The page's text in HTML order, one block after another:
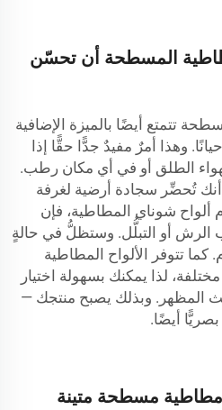
المسطحة أن تحسّن
تتمتع أيضًا بالميزة الإضافية
وهذا أمرٌ مفيدٌ جدًّا حقًّا إذا
الطلق أو في أي مكان رطب.
تُحضِّر سجادة أرضية لغرفة
ألواح شوناي المطاطية، فإن
الرش أو التبلُّل. وستظلُّ في حالةٍ
كما تتوفر الألواح المطاطية
لذا يمكنك بسهولة اختيار
المظهر. وبذلك يصبح منتجك —
أيضًا.
مطاطية مسطحة متينة